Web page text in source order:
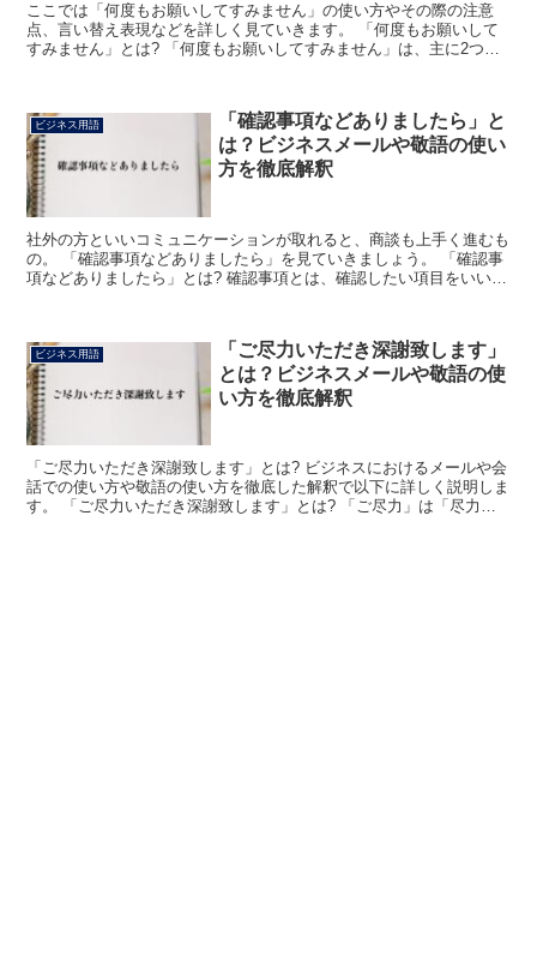
ここでは「何度もお願いしてすみません」の使い方やその際の注意
点、言い替え表現などを詳しく見ていきます。 「何度もお願いして
すみません」とは? 「何度もお願いしてすみません」は、主に2つの
ビジネス用語
「確認事項などありましたら」と
は？ビジネスメールや敬語の使い
方を徹底解釈
社外の方といいコミュニケーションが取れると、商談も上手く進むも
の。 「確認事項などありましたら」を見ていきましょう。 「確認事
項などありましたら」とは? 確認事項とは、確認したい項目をいいま
ビジネス用語
「ご尽力いただき深謝致します」
とは？ビジネスメールや敬語の使
い方を徹底解釈
「ご尽力いただき深謝致します」とは? ビジネスにおけるメールや会
話での使い方や敬語の使い方を徹底した解釈で以下に詳しく説明しま
す。 「ご尽力いただき深謝致します」とは? 「ご尽力」は「尽力」